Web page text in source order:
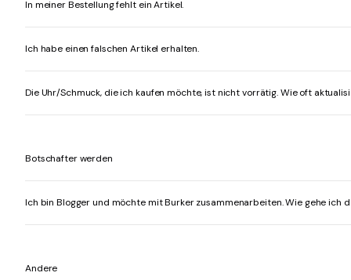
In meiner Bestellung fehlt ein Artikel.
Ich habe einen falschen Artikel erhalten.
Die Uhr/Schmuck, die ich kaufen möchte, ist nicht vorrätig. Wie oft
Botschafter werden
Ich bin Blogger und möchte mit Burker zusammenarbeiten. Wie gehe ich
Andere